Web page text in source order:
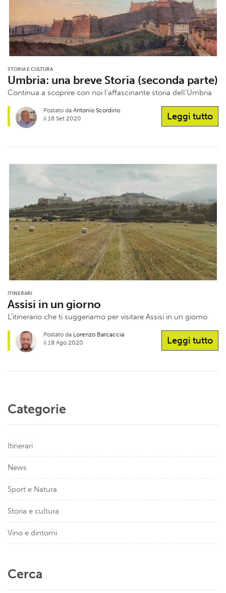
STORIA E CULTURA
Umbria: una breve Storia (seconda parte)
Continua a scoprire con noi l'affascinante storia dell'Umbria
Leggi tutto
Postato da Antonio Scordino
il 16 Set 2020
ITINERARI
Assisi in un giorno
L'itinerario che ti suggeriamo per visitare Assisi in un giorno
Leggi tutto
Postato da Lorenzo Barcaccia
il 18 Ago 2020
Categorie
Itinerari
News
Sport e Natura
Storia e cultura
Vino e dintorni
Cerca